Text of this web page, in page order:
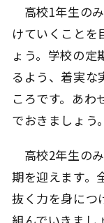
高校1年生の
けていくことを
ょう。学校の定
るよう、着実な
ころです。あわ
でおきましょう。
高校2年生の
期を迎えます。
抜く力を身につ